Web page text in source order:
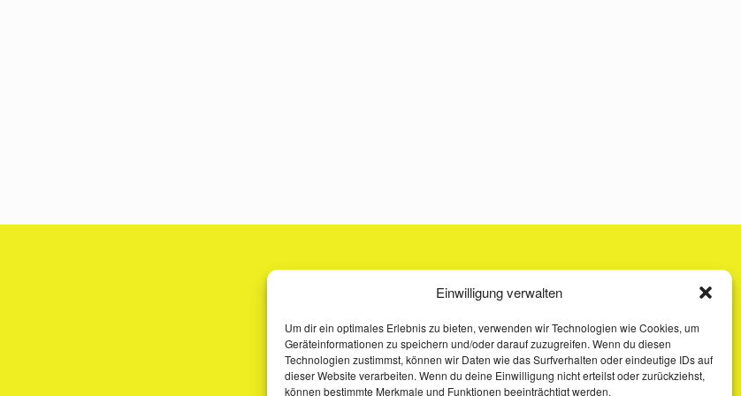
Einwilligung verwalten
Um dir ein optimales Erlebnis zu bieten, verwenden wir Technologien wie Cookies, um
Geräteinformationen zu speichern und/oder darauf zuzugreifen. Wenn du diesen
Technologien zustimmst, können wir Daten wie das Surfverhalten oder eindeutige IDs auf
dieser Website verarbeiten. Wenn du deine Einwilligung nicht erteilst oder zurückziehst,
können bestimmte Merkmale und Funktionen beeinträchtigt werden.